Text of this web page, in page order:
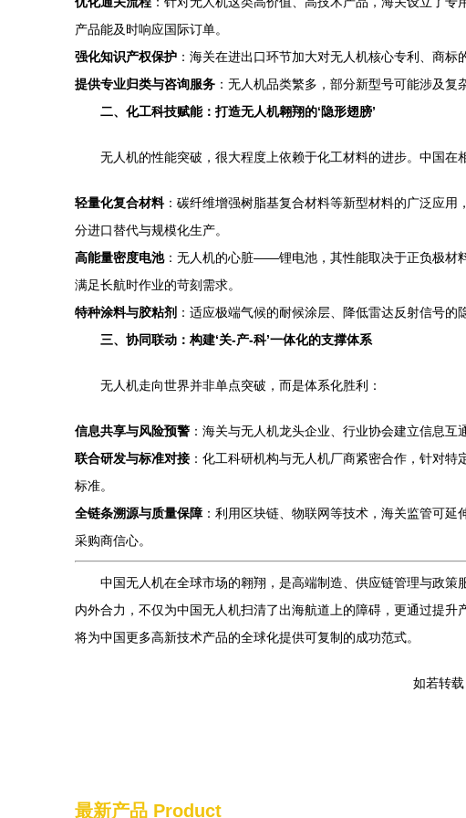
产品能及时响应国际订单。
强化知识产权保护 ：海关在进出口环节加大对无人机核心专利、商标
提供专业归类与咨询服务 ：无人机品类繁多，部分新型号可能涉及
二、化工科技赋能：打造无人机翱翔的‘隐形翅膀’
无人机的性能突破，很大程度上依赖于化工材料的进步。中国在
轻量化复合材料：碳纤维增强树脂基复合材料等新型材料的广泛应
分进口替代与规模化生产。
高能量密度电池：无人机的心脏——锂电池，其性能取决于正负极材
满足长航时作业的苛刻需求。
特种涂料与胶粘剂 ：适应极端气候的耐候涂层、降低雷达反射信号
三、协同联动：构建‘关-产-科’一体化的支撑体系
无人机走向世界并非单点突破，而是体系化胜利：
信息共享与风险预警 ：海关与无人机龙头企业、行业协会建立信息
联合研发与标准对接 ：化工科研机构与无人机厂商紧密合作，针对
标准。
全链条溯源与质量保障 ：利用区块链、物联网等技术，海关监管可
采购商信心。
中国无人机在全球市场的翱翔，是高端制造、供应链管理与政策
内外合力，不仅为中国无人机扫清了出海航道上的障碍，更通过提
将为中国更多高新技术产品的全球化提供可复制的成功范式。
如若转
最新产品 Product